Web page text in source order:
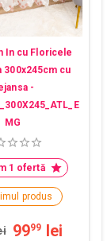
In cu Floricele
300x245cm cu
-
MG
1 ofertă
produs
9999 lei